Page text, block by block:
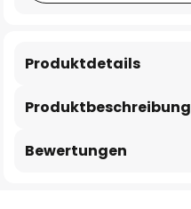
Produktbeschreibung
Produktdetails
Bewertungen